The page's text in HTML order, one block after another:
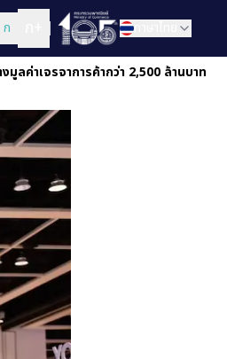
ก
ค่าเจรจาการค้ากว่า 2,500 ล้านบาท